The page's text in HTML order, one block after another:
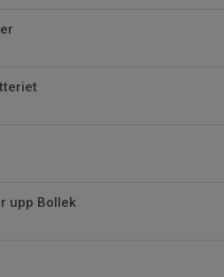
upp Bollek